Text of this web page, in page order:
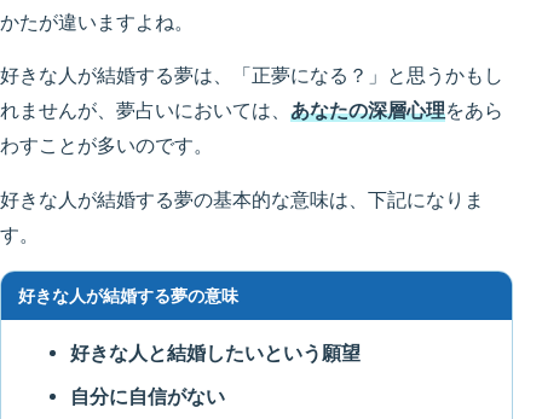
かたが違いますよね。
好きな人が結婚する夢は、「正夢になる？」と思うかもし
れませんが、夢占いにおいては、 あなたの深層心理をあら
わすことが多いのです。
好きな人が結婚する夢の基本的な意味は、下記になりま
す。
好きな人が結婚する夢の意味
好きな人と結婚したいという願望
自分に自信がない